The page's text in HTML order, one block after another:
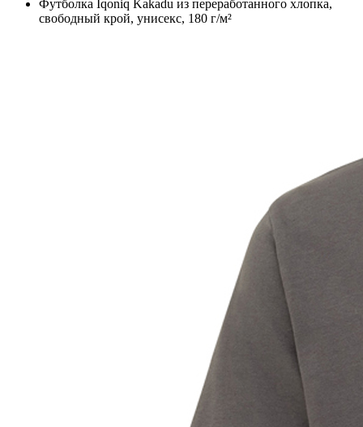
Футболка Iqoniq Kakadu из переработанного хлопка,
свободный крой, унисекс, 180 г/м²